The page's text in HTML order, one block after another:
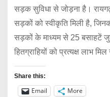
सड़क सुविधा से जोड़ना है।
सड़कों को स्वीकृति मिली है,
सड़कों के माध्यम से 25 बसाहटें
हितग्राहियों को प्रत्यक्ष लाभ मिल
Share this:
Email More